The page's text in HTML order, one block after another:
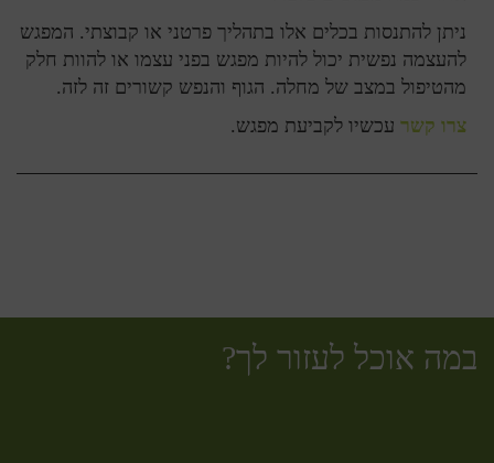
ניתן להתנסות בכלים אלו בתהליך פרטני או קבוצתי. המפגש
להעצמה נפשית יכול להיות מפגש בפני עצמו או להוות חלק
מהטיפול במצב של מחלה. הגוף והנפש קשורים זה לזה.
צרו קשר עכשיו לקביעת מפגש.
במה אוכל לעזור לך?